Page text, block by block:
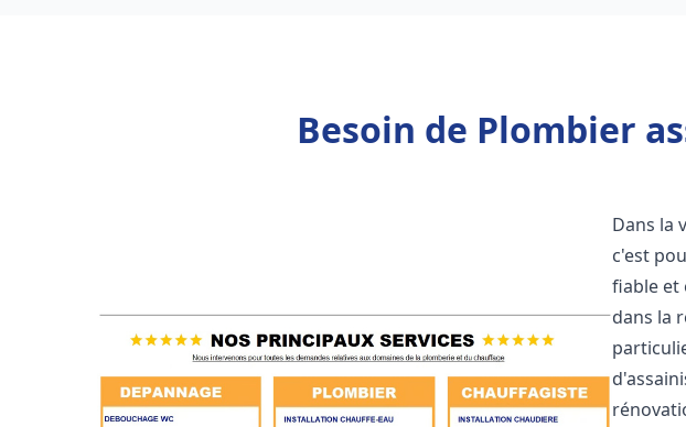
Besoin de Plombier
Dans la
c'est
fiable et
dans la